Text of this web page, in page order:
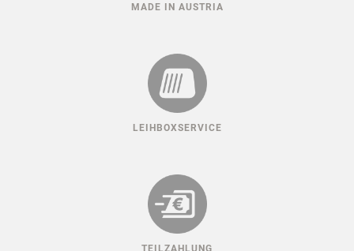
MADE IN AUSTRIA
LEIHBOXSERVICE